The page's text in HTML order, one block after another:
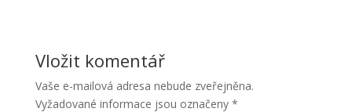
Vložit komentář
Vaše e-mailová adresa nebude zveřejněna.
Vyžadované informace jsou označeny *